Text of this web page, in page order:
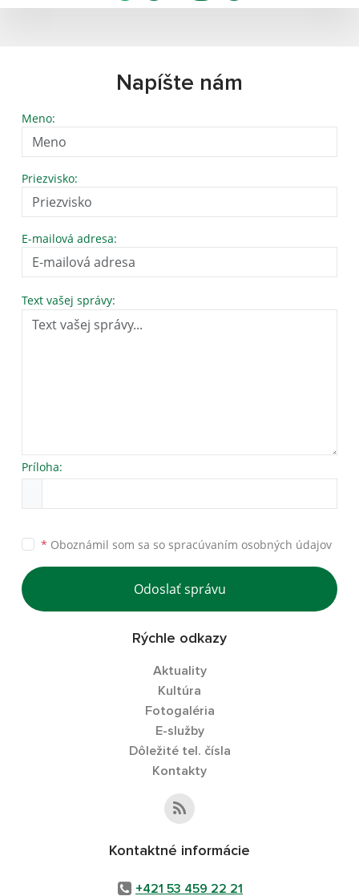
Napíšte nám
Meno:
Priezvisko:
E-mailová adresa:
Text vašej správy:
Príloha:
* Oboznámil som sa so spracúvaním osobných údajov
Odoslať správu
Rýchle odkazy
Aktuality
Kultúra
Fotogaléria
E-služby
Dôležité tel. čísla
Kontakty
Kontaktné informácie
+421 53 459 22 21